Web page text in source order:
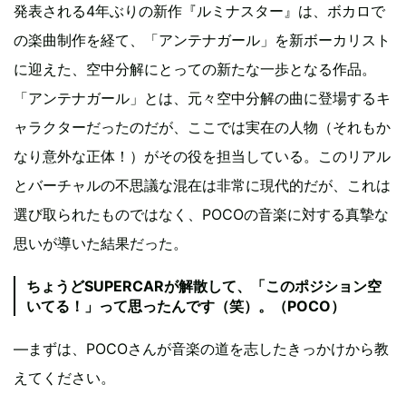
発表される4年ぶりの新作『ルミナスター』は、ボカロで
の楽曲制作を経て、「アンテナガール」を新ボーカリスト
に迎えた、空中分解にとっての新たな一歩となる作品。
「アンテナガール」とは、元々空中分解の曲に登場するキ
ャラクターだったのだが、ここでは実在の人物（それもか
なり意外な正体！）がその役を担当している。このリアル
とバーチャルの不思議な混在は非常に現代的だが、これは
選び取られたものではなく、POCOの音楽に対する真摯な
思いが導いた結果だった。
ちょうどSUPERCARが解散して、「このポジション空
いてる！」って思ったんです（笑）。（POCO）
―まずは、POCOさんが音楽の道を志したきっかけから教
えてください。